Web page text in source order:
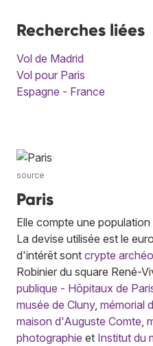
Recherches liées
Vol de Madrid
Vol pour Paris
Espagne - France
source
Paris
Elle compte une
La devise utilisée est le
d'intérêt sont crypte
Robinier du square René-
publique - Hôpitaux de
musée de Cluny, mémorial
maison d'Auguste Comte
photographie et Institut du